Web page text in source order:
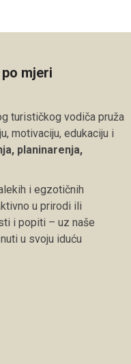
mjeri
turističkog vodiča pruža
motivaciju, edukaciju i
planinarenja,
i egzotičnih
u prirodi ili
i popiti – uz naše
u svoju iduću